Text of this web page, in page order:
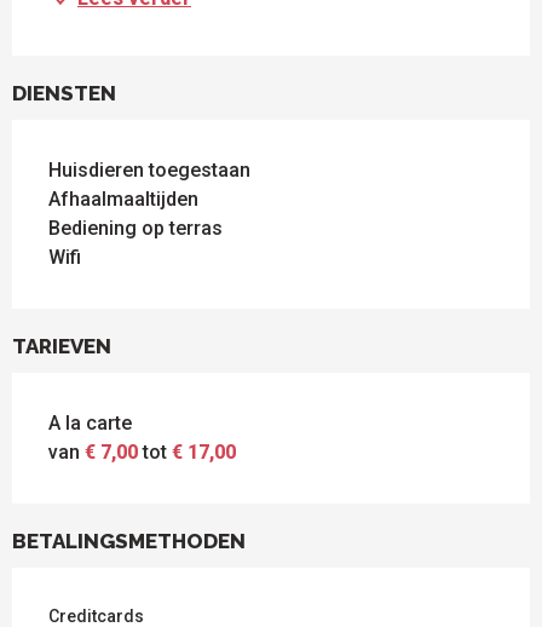
DIENSTEN
Huisdieren toegestaan
Afhaalmaaltijden
Bediening op terras
Wifi
TARIEVEN
A la carte
van € 7,00tot € 17,00
BETALINGSMETHODEN
Creditcards